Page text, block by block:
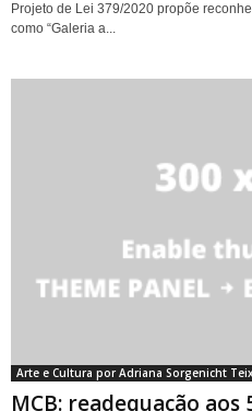
Projeto de Lei 379/2020 propõe
como “Galeria a...
Arte e Cultura por Adriana Sorgenicht
MCB: readequação aos